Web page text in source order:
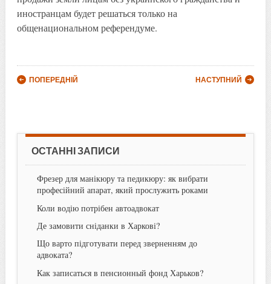
иностранцам будет решаться только на
общенациональном референдуме.
Post navigation
ПОПЕРЕДНІЙ НАСТУПНИЙ
ОСТАННІ ЗАПИСИ
Фрезер для манікюру та педикюру: як вибрати
професійний апарат, який прослужить роками
Коли водію потрібен автоадвокат
Де замовити сніданки в Харкові?
Що варто підготувати перед зверненням до
адвоката?
Как записаться в пенсионный фонд Харьков?